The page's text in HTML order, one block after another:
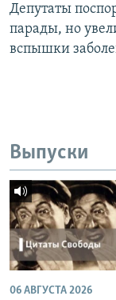
Депутаты
парады, но
вспышки
Выпуски
06 АВГУСТА 2026